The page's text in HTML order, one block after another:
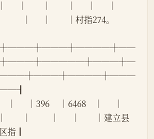
│        │        │      │      │
│      │        │村指274。
│      │396     │6468    │      │
│          │      │        │建立县
指┃